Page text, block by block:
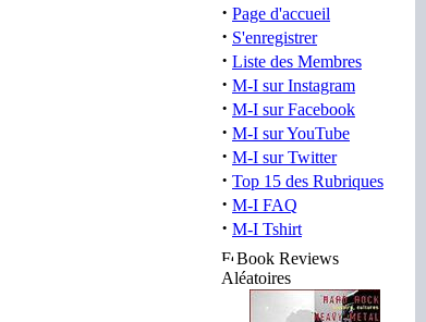
· Page d'accueil
· S'enregistrer
· Liste des Membres
· M-I sur Instagram
· M-I sur Facebook
· M-I sur YouTube
· M-I sur Twitter
· Top 15 des Rubriques
· M-I FAQ
· M-I Tshirt
Book Reviews
Aléatoires